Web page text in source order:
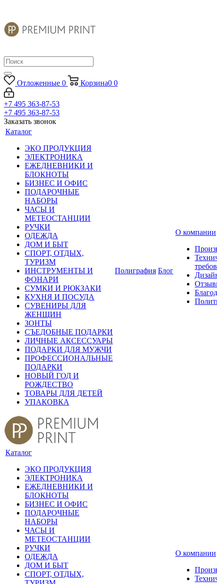
Отложенные 0 Корзина0 0
+7 495 363-87-53
+7 495 363-87-53
Заказать звонок
Каталог
ЭКО ПРОДУКЦИЯ
ЭЛЕКТРОНИКА
ЕЖЕДНЕВНИКИ И
БЛОКНОТЫ
БИЗНЕС И ОФИС
ПОДАРОЧНЫЕ
НАБОРЫ
ЧАСЫ И
МЕТЕОСТАНЦИИ
РУЧКИ
ОДЕЖДА
ДОМ И БЫТ
СПОРТ, ОТДЫХ,
ТУРИЗМ
ИНСТРУМЕНТЫ И
ФОНАРИ
СУМКИ И РЮКЗАКИ
КУХНЯ И ПОСУДА
СУВЕНИРЫ ДЛЯ
ЖЕНЩИН
ЗОНТЫ
СЪЕДОБНЫЕ ПОДАРКИ
ЛИЧНЫЕ АКСЕССУАРЫ
ПОДАРКИ ДЛЯ МУЖЧИ
ПРОФЕССИОНАЛЬНЫЕ
ПОДАРКИ
НОВЫЙ ГОД И
РОЖДЕСТВО
ТОВАРЫ ДЛЯ ДЕТЕЙ
УПАКОВКА
Полиграфия Блог
О компании
Каталог
ЭКО ПРОДУКЦИЯ
ЭЛЕКТРОНИКА
ЕЖЕДНЕВНИКИ И
БЛОКНОТЫ
БИЗНЕС И ОФИС
ПОДАРОЧНЫЕ
НАБОРЫ
ЧАСЫ И
МЕТЕОСТАНЦИИ
РУЧКИ
ОДЕЖДА
ДОМ И БЫТ
СПОРТ, ОТДЫХ,
О компании